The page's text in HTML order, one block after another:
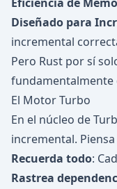
Diseñado para
incremental
Pero Rust por sí
fundamentalmente
El Motor Turbo
En el núcleo de
incremental.
Recuerda todo:
Rastrea